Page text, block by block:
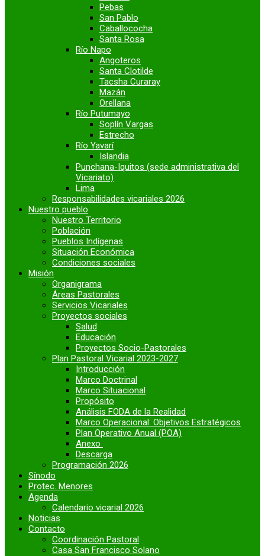
Pebas
San Pablo
Caballococha
Santa Rosa
Río Napo
Angoteros
Santa Clotilde
Tacsha Curaray
Mazán
Orellana
Río Putumayo
Soplín Vargas
Estrecho
Río Yavarí
Islandia
Punchana-Iquitos (sede administrativa del
Vicariato)
Lima
Responsabilidades vicariales 2026
Nuestro pueblo
Nuestro Territorio
Población
Pueblos Indígenas
Situación Económica
Condiciones sociales
Misión
Organigrama
Áreas Pastorales
Servicios Vicariales
Proyectos sociales
Salud
Educación
Proyectos Socio-Pastorales
Plan Pastoral Vicarial 2023-2027
Introducción
Marco Doctrinal
Marco Situacional
Propósito
Análisis FODA de la Realidad
Marco Operacional: Objetivos Estratégicos
Plan Operativo Anual (POA)
Anexo
Descarga
Programación 2026
Sínodo
Protec. Menores
Agenda
Calendario vicarial 2026
Noticias
Contacto
Coordinación Pastoral
Casa San Francisco Solano